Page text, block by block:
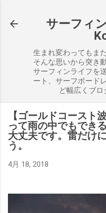
サーフィ
生まれ変わってもま
そんな思いから突き
サーフィンライフを
ート、サーフボード
ど幅広くブロ
【ゴールドコースト
って雨の中でもでき
大丈夫です。雷だけ
う。
4月 18, 2018